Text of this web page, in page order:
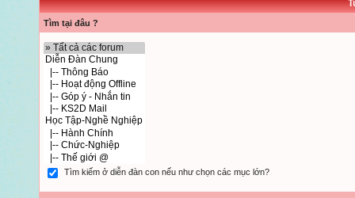
Tìm tại đâu ?
Tìm kiếm ở diễn đàn con nếu như chọn các mục lớn?